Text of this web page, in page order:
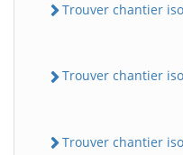
Trouver chantier
Trouver chantier
Trouver chantier